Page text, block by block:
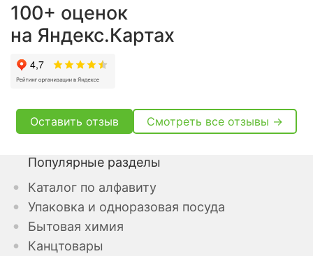
100+ оценок
на Яндекс.Картах
Оставить отзыв Смотреть все отзывы →
Популярные разделы
Каталог по алфавиту
Упаковка и одноразовая посуда
Бытовая химия
Канцтовары